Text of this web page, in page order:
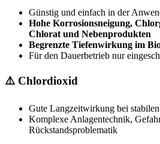
Günstig und einfach in der
Hohe Korrosionsneigung,
Chlorat und Nebenprodukten
Begrenzte Tiefenwirkung im
Für den Dauerbetrieb nur
⚠️ Chlordioxid
Gute Langzeitwirkung bei
Komplexe Anlagentechnik,
Rückstandsproblematik